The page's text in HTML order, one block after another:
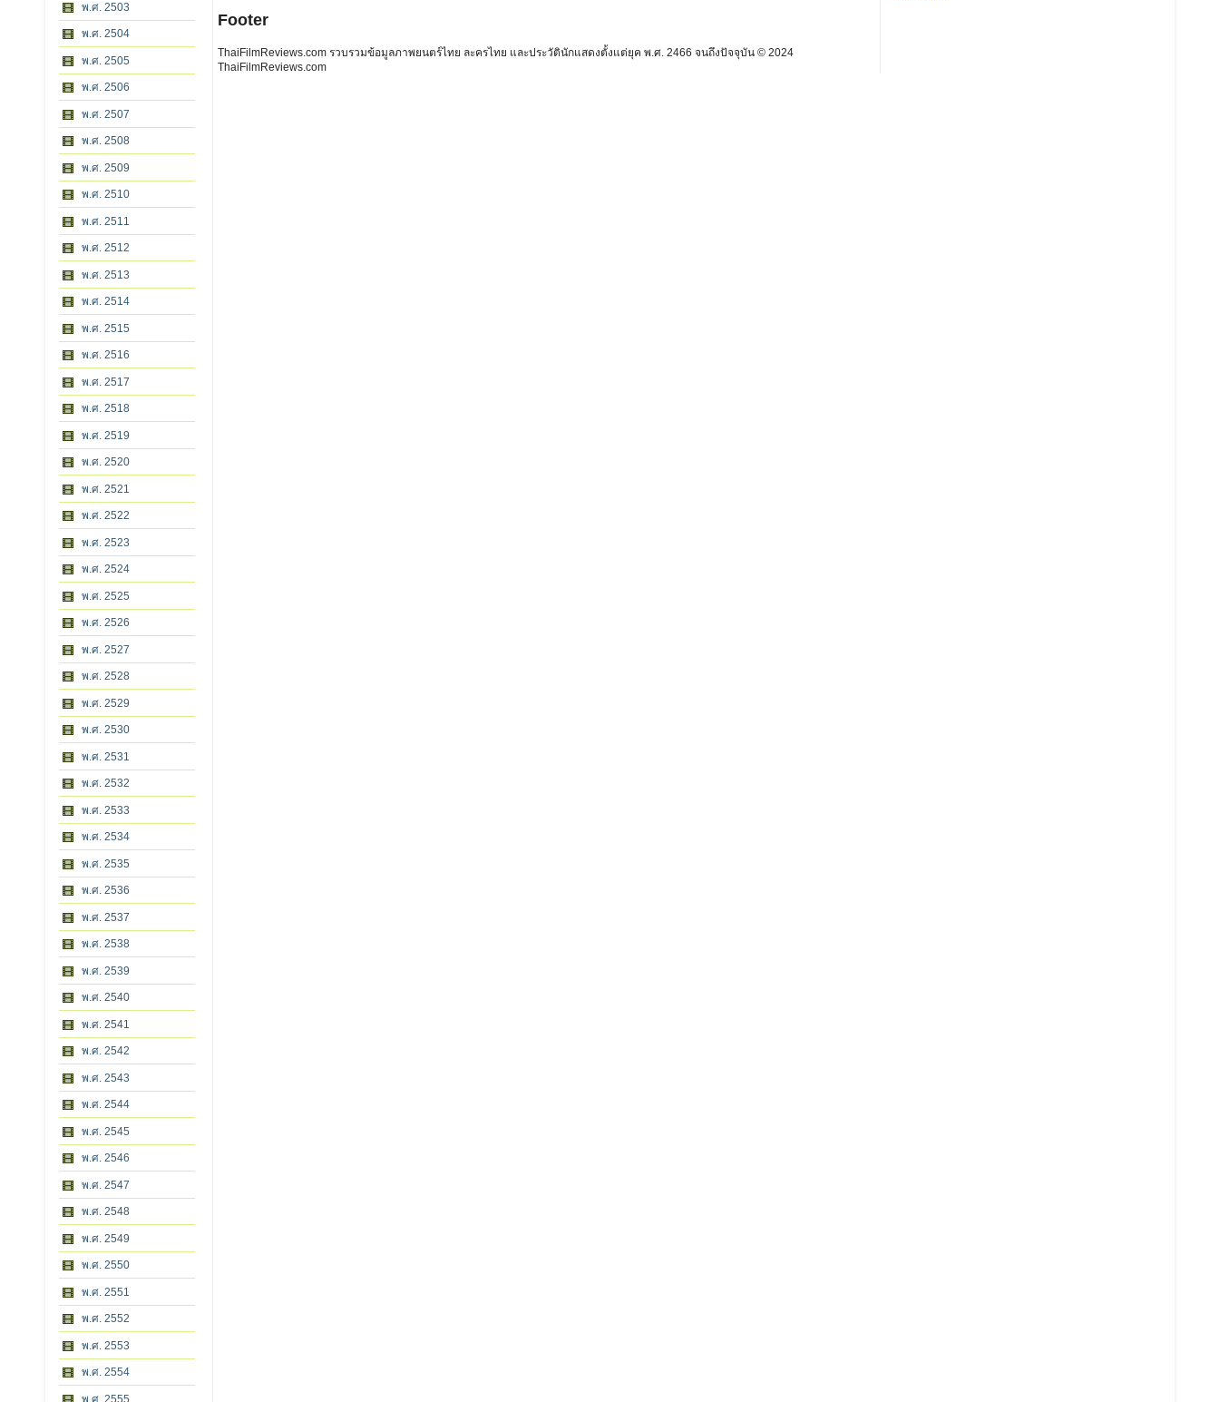
พ.ศ. 2503
พ.ศ. 2504
พ.ศ. 2505
พ.ศ. 2506
พ.ศ. 2507
พ.ศ. 2508
พ.ศ. 2509
พ.ศ. 2510
พ.ศ. 2511
พ.ศ. 2512
พ.ศ. 2513
พ.ศ. 2514
พ.ศ. 2515
พ.ศ. 2516
พ.ศ. 2517
พ.ศ. 2518
พ.ศ. 2519
พ.ศ. 2520
พ.ศ. 2521
พ.ศ. 2522
พ.ศ. 2523
พ.ศ. 2524
พ.ศ. 2525
พ.ศ. 2526
พ.ศ. 2527
พ.ศ. 2528
พ.ศ. 2529
พ.ศ. 2530
พ.ศ. 2531
พ.ศ. 2532
พ.ศ. 2533
พ.ศ. 2534
พ.ศ. 2535
พ.ศ. 2536
พ.ศ. 2537
พ.ศ. 2538
พ.ศ. 2539
พ.ศ. 2540
พ.ศ. 2541
พ.ศ. 2542
พ.ศ. 2543
พ.ศ. 2544
พ.ศ. 2545
พ.ศ. 2546
พ.ศ. 2547
พ.ศ. 2548
พ.ศ. 2549
พ.ศ. 2550
พ.ศ. 2551
พ.ศ. 2552
พ.ศ. 2553
พ.ศ. 2554
พ.ศ. 2555
Footer
ThaiFilmReviews.com รวบรวมข้อมูลภาพยนตร์ไทย ละครไทย และประวัตินักแสดงตั้งแต่ยุค พ.ศ. 2466 จนถึงปัจจุบัน © 2024
ThaiFilmReviews.com